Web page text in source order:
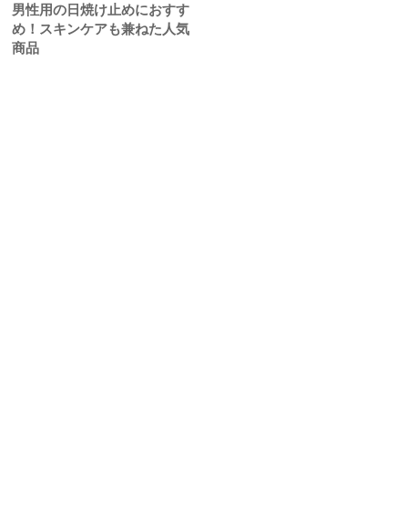
男性用の日焼け止めにおすす
め！スキンケアも兼ねた人気
商品